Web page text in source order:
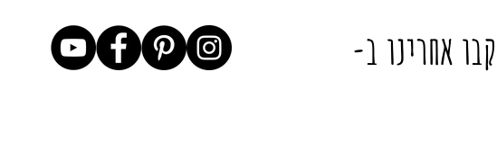
אחרינו ב-